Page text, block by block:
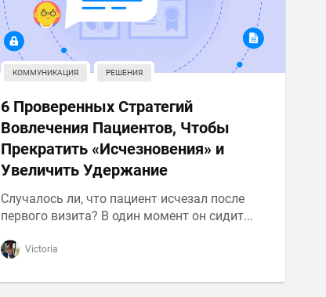
КОММУНИКАЦИЯ РЕШЕНИЯ
6 Проверенных Стратегий
Вовлечения Пациентов, Чтобы
Прекратить «Исчезновения» и
Увеличить Удержание
Случалось ли, что пациент исчезал после
первого визита? В один момент он сидит...
Victoria